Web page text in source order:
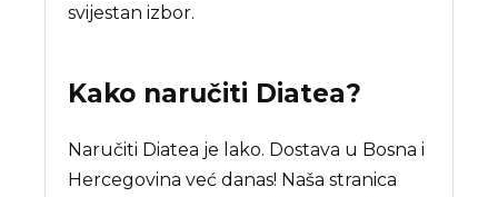
svijestan izbor.
Kako naručiti Diatea?
Naručiti Diatea je lako. Dostava u Bosna i
Hercegovina već danas! Naša stranica